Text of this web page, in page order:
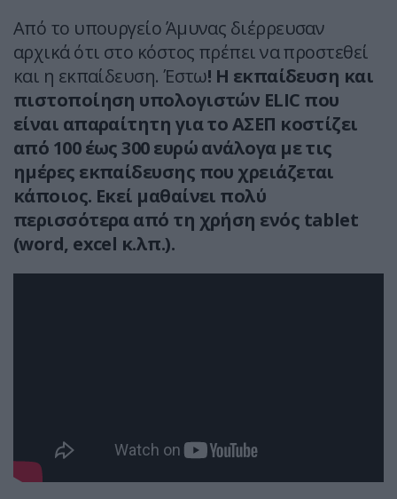
Από το υπουργείο Άμυνας διέρρευσαν
αρχικά ότι στο κόστος πρέπει να προστεθεί
και η εκπαίδευση. Έστω! Η εκπαίδευση και
πιστοποίηση υπολογιστών ELIC που
είναι απαραίτητη για το ΑΣΕΠ κοστίζει
από 100 έως 300 ευρώ ανάλογα με τις
ημέρες εκπαίδευσης που χρειάζεται
κάποιος. Εκεί μαθαίνει πολύ
περισσότερα από τη χρήση ενός tablet
(word, excel κ.λπ.).